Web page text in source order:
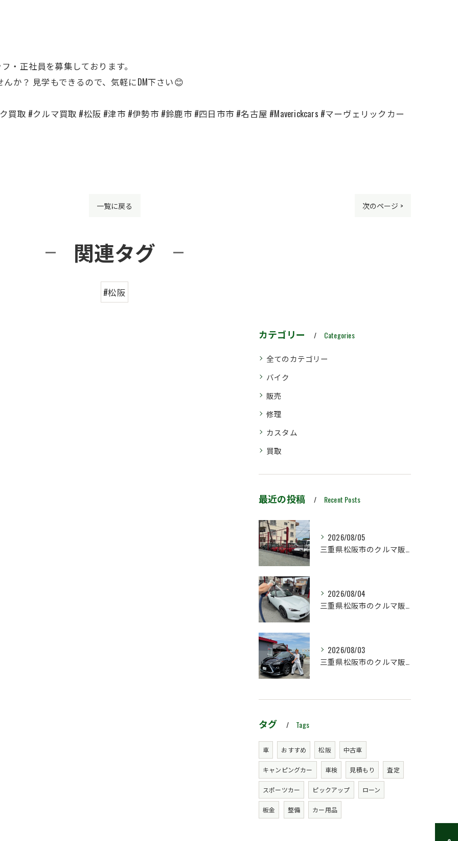
・正社員を募集しております。
か？ 見学もできるので、気軽にDM下さい😊
取 #クルマ買取 #松阪 #津市 #伊勢市 #鈴鹿市 #四日市市 #名古屋 #Maverickcars #マーヴェリックカー
一覧に戻る 次のページ >
関連タグ
#松阪
カテゴリー Categories
全てのカテゴリー
バイク
販売
修理
カスタム
買取
最近の投稿 Recent Posts
2026/08/05
三重県松阪市のクルマ販売店マーヴェリックカーズです‼️
2026/08/04
三重県松阪市のクルマ販売店マーヴェリックカーズです‼️
2026/08/03
三重県松阪市のクルマ販売店マーヴェリックカーズです‼️
タグ Tags
車 おすすめ 松阪 中古車
キャンピングカー 車検 見積もり 査定
スポーツカー ピックアップ ローン
板金 整備 カー用品